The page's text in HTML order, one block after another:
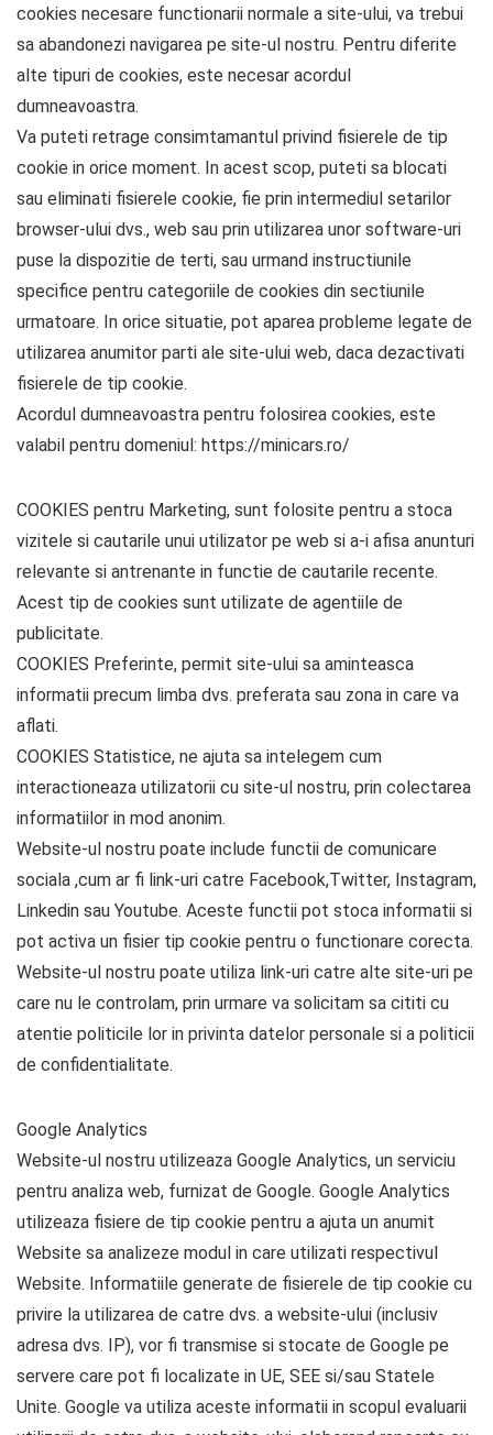
cookies necesare functionarii normale a site-ului, va trebui
sa abandonezi navigarea pe site-ul nostru. Pentru diferite
alte tipuri de cookies, este necesar acordul
dumneavoastra.
Va puteti retrage consimtamantul privind fisierele de tip
cookie in orice moment. In acest scop, puteti sa blocati
sau eliminati fisierele cookie, fie prin intermediul setarilor
browser-ului dvs., web sau prin utilizarea unor software-uri
puse la dispozitie de terti, sau urmand instructiunile
specifice pentru categoriile de cookies din sectiunile
urmatoare. In orice situatie, pot aparea probleme legate de
utilizarea anumitor parti ale site-ului web, daca dezactivati
fisierele de tip cookie.
Acordul dumneavoastra pentru folosirea cookies, este
valabil pentru domeniul: https://minicars.ro/
COOKIES pentru Marketing, sunt folosite pentru a stoca
vizitele si cautarile unui utilizator pe web si a-i afisa anunturi
relevante si antrenante in functie de cautarile recente.
Acest tip de cookies sunt utilizate de agentiile de
publicitate.
COOKIES Preferinte, permit site-ului sa aminteasca
informatii precum limba dvs. preferata sau zona in care va
aflati.
COOKIES Statistice, ne ajuta sa intelegem cum
interactioneaza utilizatorii cu site-ul nostru, prin colectarea
informatiilor in mod anonim.
Website-ul nostru poate include functii de comunicare
sociala ,cum ar fi link-uri catre Facebook,Twitter, Instagram,
Linkedin sau Youtube. Aceste functii pot stoca informatii si
pot activa un fisier tip cookie pentru o functionare corecta.
Website-ul nostru poate utiliza link-uri catre alte site-uri pe
care nu le controlam, prin urmare va solicitam sa cititi cu
atentie politicile lor in privinta datelor personale si a politicii
de confidentialitate.
Google Analytics
Website-ul nostru utilizeaza Google Analytics, un serviciu
pentru analiza web, furnizat de Google. Google Analytics
utilizeaza fisiere de tip cookie pentru a ajuta un anumit
Website sa analizeze modul in care utilizati respectivul
Website. Informatiile generate de fisierele de tip cookie cu
privire la utilizarea de catre dvs. a website-ului (inclusiv
adresa dvs. IP), vor fi transmise si stocate de Google pe
servere care pot fi localizate in UE, SEE si/sau Statele
Unite. Google va utiliza aceste informatii in scopul evaluarii